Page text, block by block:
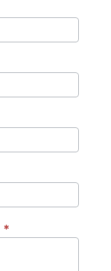
*